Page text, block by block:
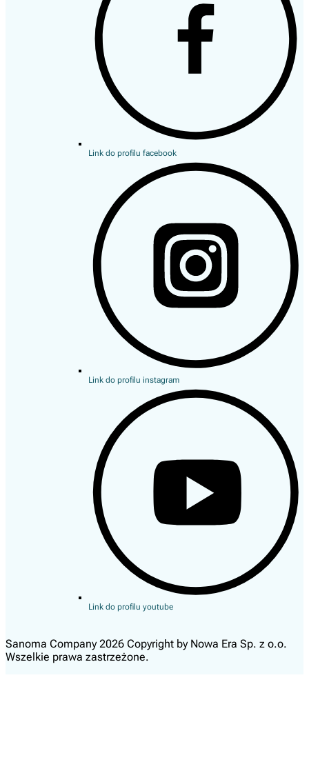
Link do profilu facebook
Link do profilu instagram
Link do profilu youtube
Sanoma Company 2026 Copyright by Nowa Era Sp. z o.o.
Wszelkie prawa zastrzeżone.